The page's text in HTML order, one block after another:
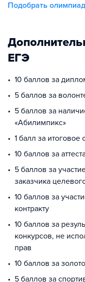
Подобрать
ЕГЭ
10 баллов за
5 баллов за
5 баллов за
«Абилимпикс»
1 балл за итоговое
10 баллов за
5 баллов за
заказчика
10 баллов за
контракту
10 баллов за
конкурсов, не
прав
10 баллов за
5 баллов за